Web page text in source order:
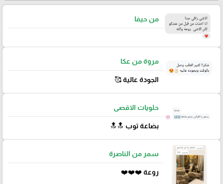
من حيفا
مروة من عكا
الجودة عالية 🥰
حلويات الاقصى
بضاعة توب 🔝🔝
سمر من الناصرة
روعة ❤️❤️❤️